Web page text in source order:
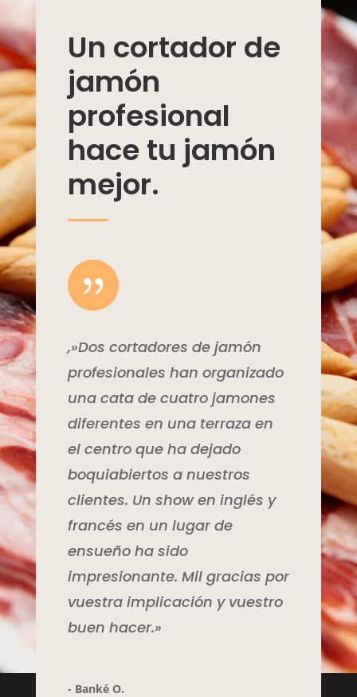
Un cortador de
jamón
profesional
hace tu jamón
mejor.
{
,»Dos cortadores de jamón
profesionales han organizado
una cata de cuatro jamones
diferentes en una terraza en
el centro que ha dejado
boquiabiertos a nuestros
clientes. Un show en inglés y
francés en un lugar de
ensueño ha sido
impresionante. Mil gracias por
vuestra implicación y vuestro
buen hacer.»
- Banké O.